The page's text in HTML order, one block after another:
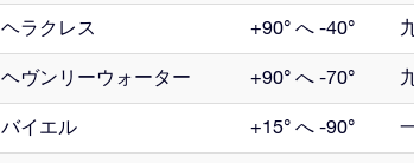
ヘラクレス +90° へ -40°
ヘヴンリーウォーター +90° へ -70°
バイエル +15° へ -90°